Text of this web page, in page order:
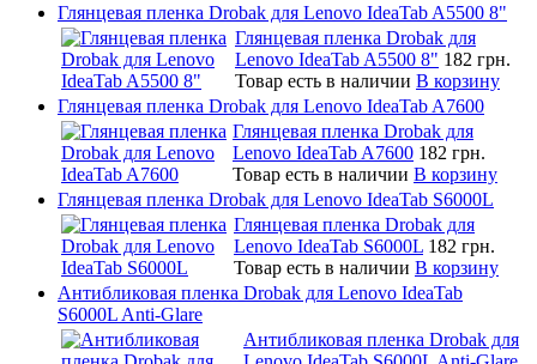
Глянцевая пленка Drobak для Lenovo IdeaTab A5500 8"
Глянцевая пленка Drobak для
Lenovo IdeaTab A5500 8" 182 грн.
Товар есть в наличии В корзину
Глянцевая пленка Drobak для Lenovo IdeaTab A7600
Глянцевая пленка Drobak для
Lenovo IdeaTab A7600 182 грн.
Товар есть в наличии В корзину
Глянцевая пленка Drobak для Lenovo IdeaTab S6000L
Глянцевая пленка Drobak для
Lenovo IdeaTab S6000L 182 грн.
Товар есть в наличии В корзину
Антибликовая пленка Drobak для Lenovo IdeaTab
S6000L Anti-Glare
Антибликовая пленка Drobak для